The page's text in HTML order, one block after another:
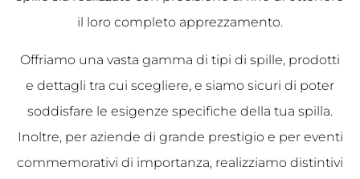
il loro completo apprezzamento.
Offriamo una vasta gamma di tipi di spille, prodotti
e dettagli tra cui scegliere, e siamo sicuri di poter
soddisfare le esigenze specifiche della tua spilla.
Inoltre, per aziende di grande prestigio e per eventi
commemorativi di importanza, realizziamo distintivi